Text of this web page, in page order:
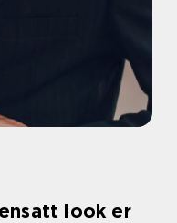
look er